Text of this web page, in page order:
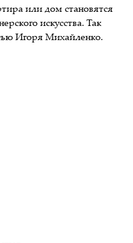
или дом становятся
искусства. Так
Игоря Михайленко.